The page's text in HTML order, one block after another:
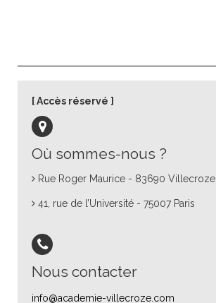
Où sommes-nous ?
Rue Roger Maurice - 83690 Villecroze
41, rue de l’Université - 75007 Paris
Nous contacter
info@academie-villecroze.com
Accès réservé